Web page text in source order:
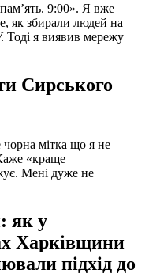
9:00». Я вже
як збирали людей на
Тоді я виявив мережу
Сирського
мітка що я не
«краще
Мені дуже не
як у
Харківщини
підхід до